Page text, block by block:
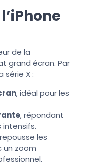
de la
grand écran. Par
série X :
, idéal pour les
, répondant
intensifs.
les
un zoom